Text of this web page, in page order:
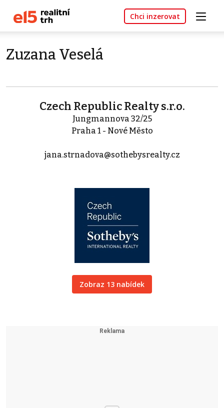
Chci inzerovat
Zuzana Veselá
Czech Republic Realty s.r.o.
Jungmannova 32/25
Praha 1 - Nové Město
jana.strnadova@sothebysrealty.cz
Zobraz 13 nabídek